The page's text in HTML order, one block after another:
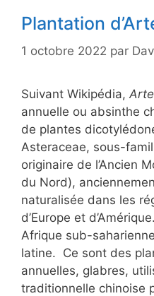
Plantation
1 octobre 2022 par
Suivant Wikipédia,
annuelle ou absinthe
de plantes
Asteraceae, sous-
originaire de l’Ancien
du Nord),
naturalisée dans les
d’Europe et
Afrique sub-
latine. Ce sont des
annuelles, glabres,
traditionnelle chinoise